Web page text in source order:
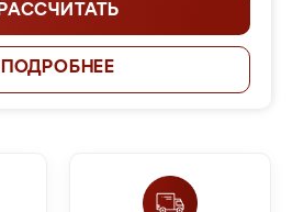
РАССЧИТАТЬ
ПОДРОБНЕЕ